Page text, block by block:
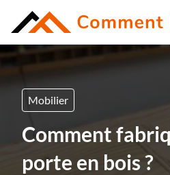
Mobilier
Comment
porte en bois ?